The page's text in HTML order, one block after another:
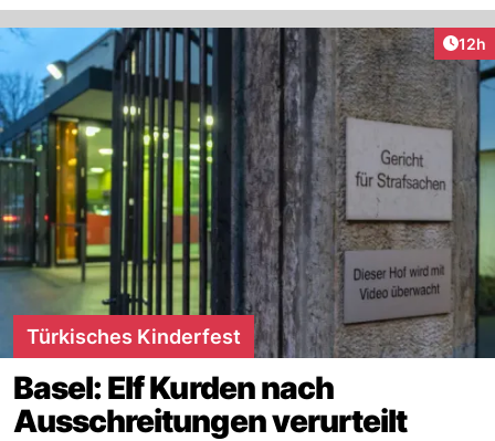
12h
Türkisches Kinderfest
Basel: Elf Kurden nach
Ausschreitungen verurteilt